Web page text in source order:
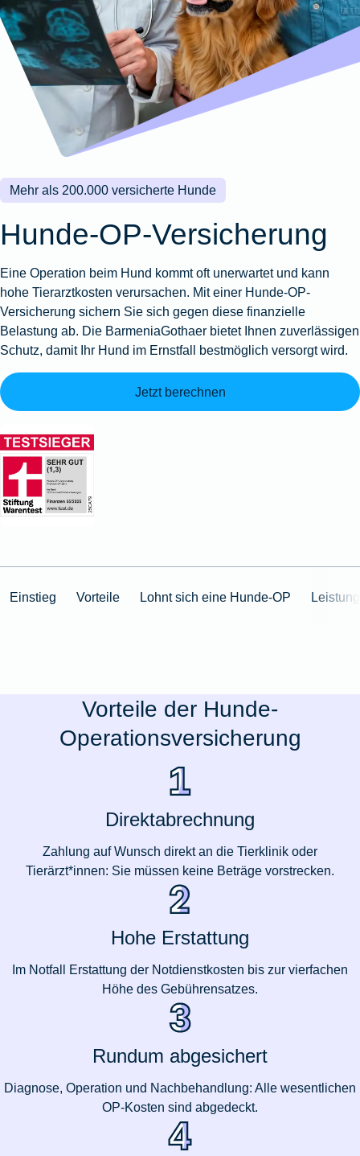
Wohnungsschutzbrief
Zur
Produktübersicht
Gewässerschadenhaftpflicht
Zur
Produktübersicht
Zur
Produktübersicht
Reisehaftpflichtversicherung
Reiserücktrittsversicherung
Zur
Produktübersicht
Zur
Produktübersicht
Zur
Produktübersicht
Zur
Produktübersicht
Montageversicherung
Zur
Produktübersicht
Gruppenunfall für
Betriebe
Gruppenunfall für
Vereine
Produktübersicht
Kunstversicherung
Ausstellungsversicherung
Valorenversicherung
Oldtimersammlungsversicherung
Zur
Mehr als 200.000 versicherte Hunde
Hunde-OP-Versicherung
Eine Operation beim Hund kommt oft unerwartet und kann
hohe Tierarztkosten verursachen. Mit einer Hunde-OP-
Versicherung sichern Sie sich gegen diese finanzielle
Belastung ab. Die BarmeniaGothaer bietet Ihnen zuverlässigen
Schutz, damit Ihr Hund im Ernstfall bestmöglich versorgt wird.
Jetzt berechnen
Einstieg Vorteile Lohnt sich eine Hunde-OP
Vorteile der Hunde-
Operationsversicherung
Direktabrechnung
Zahlung auf Wunsch direkt an die Tierklinik oder
Tierärzt*innen: Sie müssen keine Beträge vorstrecken.
Hohe Erstattung
Im Notfall Erstattung der Notdienstkosten bis zur vierfachen
Höhe des Gebührensatzes.
Rundum abgesichert
Diagnose, Operation und Nachbehandlung: Alle wesentlichen
OP-Kosten sind abgedeckt.